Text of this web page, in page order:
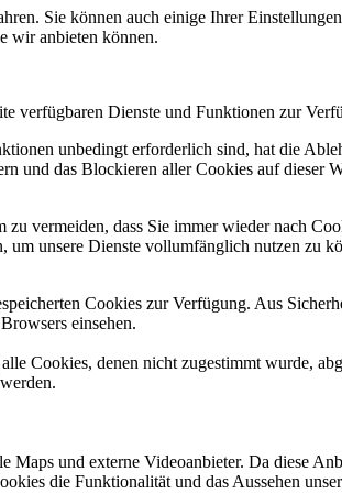
Sie können auch einige Ihrer
wir anbieten können.
verfügbaren Dienste und Funktionen zur
unbedingt erforderlich sind, hat die
und das Blockieren aller Cookies auf dieser
vermeiden, dass Sie immer wieder nach
um unsere Dienste vollumfänglich nutzen zu
Cookies zur Verfügung. Aus
einsehen.
Cookies, denen nicht zugestimmt wurde,
und externe Videoanbieter. Da diese
die Funktionalität und das Aussehen